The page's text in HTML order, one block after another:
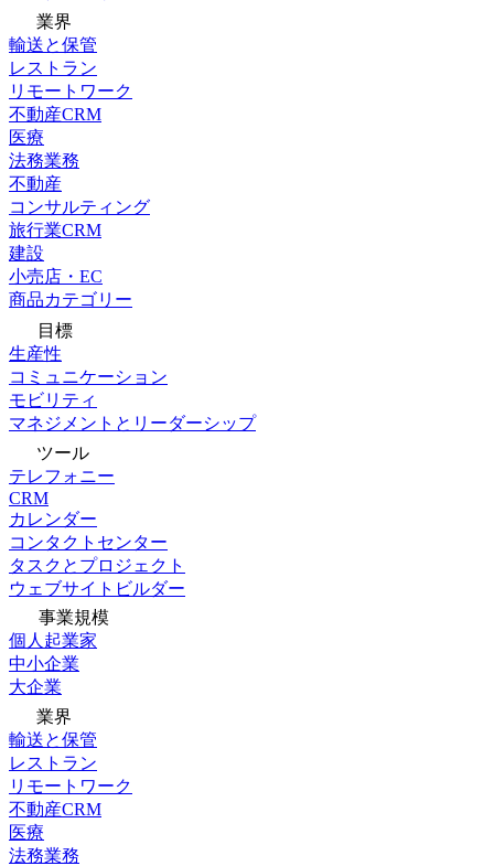
業界
輸送と保管
レストラン
リモートワーク
不動産CRM
医療
法務業務
不動産
コンサルティング
旅行業CRM
建設
小売店・EC
商品カテゴリー
目標
生産性
コミュニケーション
モビリティ
マネジメントとリーダーシップ
ツール
テレフォニー
CRM
カレンダー
コンタクトセンター
タスクとプロジェクト
ウェブサイトビルダー
事業規模
個人起業家
中小企業
大企業
業界
輸送と保管
レストラン
リモートワーク
不動産CRM
医療
法務業務